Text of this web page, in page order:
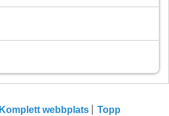
Komplett webbplats Topp